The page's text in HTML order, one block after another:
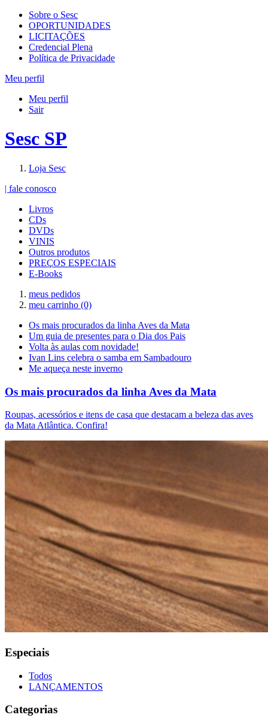
Sobre o Sesc
OPORTUNIDADES
LICITAÇÕES
Credencial Plena
Política de Privacidade
Meu perfil
Meu perfil
Sair
Sesc SP
Loja Sesc
| fale conosco
Livros
CDs
DVDs
VINIS
Outros produtos
PREÇOS ESPECIAIS
E-Books
meus pedidos
meu carrinho (0)
Os mais procurados da linha Aves da Mata
Um guia de presentes para o Dia dos Pais
Volta às aulas com novidade!
Ivan Lins celebra o samba em Sambadouro
Me aqueça neste inverno
Os mais procurados da linha Aves da Mata
Roupas, acessórios e itens de casa que destacam a beleza das aves
da Mata Atlântica. Confira!
Especiais
Todos
LANÇAMENTOS
Categorias